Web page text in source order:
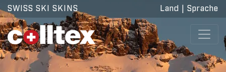
SWISS SKI SKINS Land Sprache